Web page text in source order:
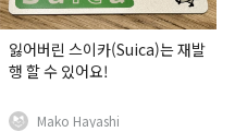
잃어버린 스이카(Suica)는 재발
행 할 수 있어요!
Mako Hayashi